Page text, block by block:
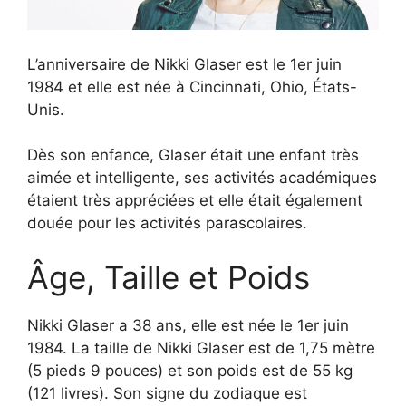
L’anniversaire de Nikki Glaser est le 1er juin
1984 et elle est née à Cincinnati, Ohio, États-
Unis.
Dès son enfance, Glaser était une enfant très
aimée et intelligente, ses activités académiques
étaient très appréciées et elle était également
douée pour les activités parascolaires.
Âge, Taille et Poids
Nikki Glaser a 38 ans, elle est née le 1er juin
1984. La taille de Nikki Glaser est de 1,75 mètre
(5 pieds 9 pouces) et son poids est de 55 kg
(121 livres). Son signe du zodiaque est